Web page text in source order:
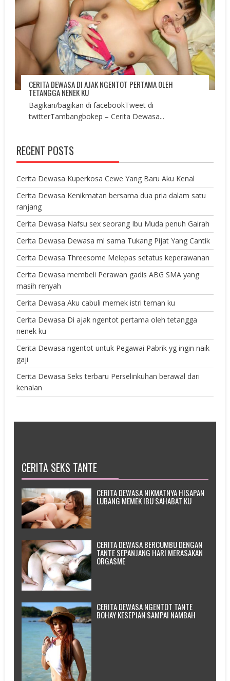
CERITA DEWASA DI AJAK NGENTOT PERTAMA OLEH
TETANGGA NENEK KU
Bagikan/bagikan di facebookTweet di
twitterTambangbokep – Cerita Dewasa...
RECENT POSTS
Cerita Dewasa Kuperkosa Cewe Yang Baru Aku Kenal
Cerita Dewasa Kenikmatan bersama dua pria dalam satu
ranjang
Cerita Dewasa Nafsu sex seorang Ibu Muda penuh Gairah
Cerita Dewasa Dewasa ml sama Tukang Pijat Yang Cantik
Cerita Dewasa Threesome Melepas setatus keperawanan
Cerita Dewasa membeli Perawan gadis ABG SMA yang
masih renyah
Cerita Dewasa Aku cabuli memek istri teman ku
Cerita Dewasa Di ajak ngentot pertama oleh tetangga
nenek ku
Cerita Dewasa ngentot untuk Pegawai Pabrik yg ingin naik
gaji
Cerita Dewasa Seks terbaru Perselinkuhan berawal dari
kenalan
CERITA SEKS TANTE
CERITA DEWASA NIKMATNYA HISAPAN
LUBANG MEMEK IBU SAHABAT KU
CERITA DEWASA BERCUMBU DENGAN
TANTE SEPANJANG HARI MERASAKAN
ORGASME
CERITA DEWASA NGENTOT TANTE
BOHAY KESEPIAN SAMPAI NAMBAH